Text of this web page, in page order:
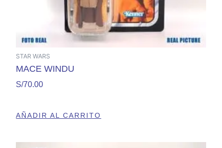
STAR WARS
MACE WINDU
S/70.00
AÑADIR AL CARRITO